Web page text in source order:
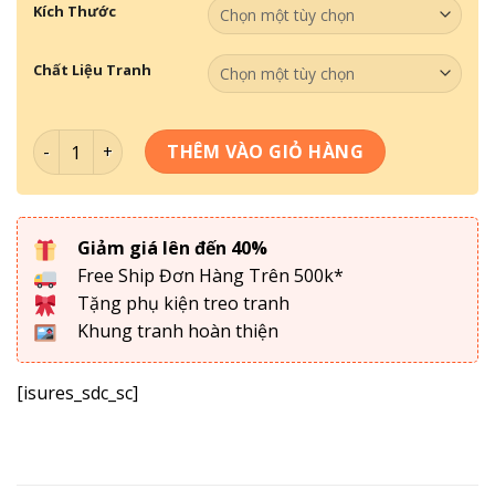
Kích Thước
Chất Liệu Tranh
Tranh Đồng Hồ Cầu Thủ Bóng Đá - 048 số lượng
THÊM VÀO GIỎ HÀNG
Giảm giá lên đến 40%
Free Ship Đơn Hàng Trên 500k*
Tặng phụ kiện treo tranh
Khung tranh hoàn thiện
[isures_sdc_sc]